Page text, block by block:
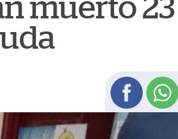
muerto 23